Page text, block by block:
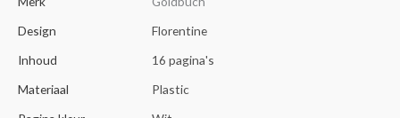
Design
Florentine
Inhoud
16 pagina's
Materiaal
Plastic